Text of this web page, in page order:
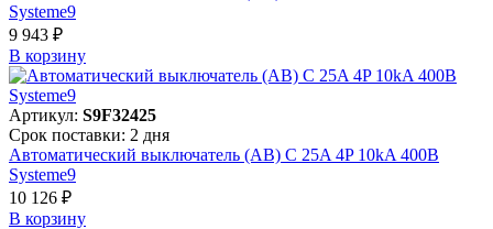
Systeme9
9 943 ₽
В корзинy
Артикул: S9F32425
Срок поставки: 2 дня
Автоматический выключатель (АВ) C 25A 4P 10kA 400В
Systeme9
10 126 ₽
В корзинy